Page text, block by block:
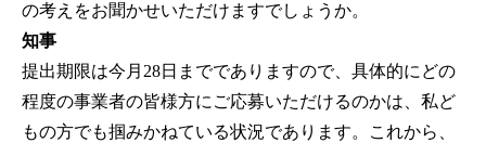
の考えをお聞かせいただけますでしょうか。
知事
提出期限は今月28日まででありますので、具体的にどの
程度の事業者の皆様方にご応募いただけるのかは、私ど
もの方でも掴みかねている状況であります。これから、